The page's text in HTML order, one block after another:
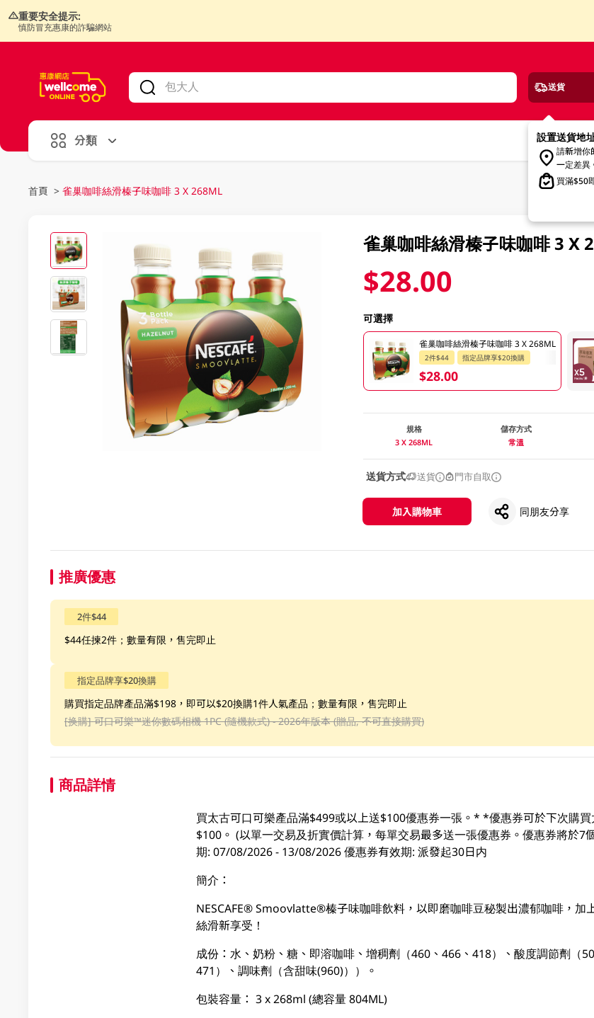
重要安全提示:
慎防冒充惠康的詐騙網站
送貨
設置送貨地
請新增你
一定差異
買滿$50
分類
首頁 > 雀巢咖啡絲滑榛子味咖啡 3 X 268ML
雀巢咖啡絲滑榛子味咖啡 3 X
$28.00
可選擇
雀巢咖啡絲滑榛子味咖啡 3 X 268ML
2件$44 指定品牌享$20換購
$28.00
規格
3 X 268ML
儲存方式
常溫
送貨方式 送貨 門市自取
加入購物車 同朋友分享
推廣優惠
2件$44
$44任揀2件；數量有限，售完即止
指定品牌享$20換購
購買指定品牌產品滿$198，即可以$20換購1件人氣產品；數量有限，售完即止
[换購] 可口可樂™️迷你數碼相機 1PC (隨機款式) - 2026年版本 (贈品, 不可直接購買)
商品詳情
買太古可口可樂產品滿$499或以上送$100優惠券一張。* *優惠券可於下次購
$100。 (以單一交易及折實價計算，每單交易最多送一張優惠券。優惠券將於7
期: 07/08/2026 - 13/08/2026 優惠券有效期: 派發起30日内
簡介：
NESCAFE® Smoovlatte®榛子味咖啡飲料，以即磨咖啡豆秘製出濃郁咖啡，加
絲滑新享受！
成份：水、奶粉、糖、即溶咖啡、增稠劑（460、466、418）、酸度調節劑（
471）、調味劑（含甜味(960)））。
包裝容量： 3 x 268ml (總容量 804ML)